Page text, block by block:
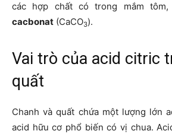
các hợp chất có trong mắm
cacbonat (CaCO3).
Vai trò của acid citric
quất
Chanh và quất chứa một lượng lớn
acid hữu cơ phổ biến có vị chua.